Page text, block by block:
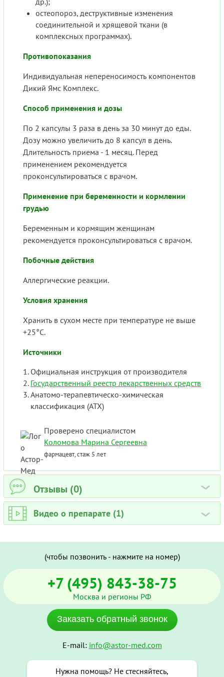
остеопороз, деструктивные изменения
соединительной и хрящевой ткани (в
комплексных программах).
Противопоказания
Индивидуальная непереносимость компонентов
Дикий Ямс Комплекс.
Способ применения и дозы
По 2 капсулы 3 раза в день за 30 минут до еды.
Дозу можно увеличить до 8 капсул в день.
Длительность приема - 1 месяц. Перед
применением рекомендуется
проконсультироваться с врачом.
Применение при беременности и кормлении
грудью
Беременным и кормящим женщинам
рекомендуется проконсультироваться с врачом.
Побочные действия
Аллергические реакции.
Условия хранения
Хранить в сухом месте при температуре не выше
+25°C.
Источники
Официальная инструкция от производителя
Государственный реестр лекарственных средств
Анатомо-терапевтическо-химическая
классификация (ATX)
Проверено специалистом
Коломова Марина Сергеевна
фармацевт, стаж 5 лет
Отзывы (0) ›
Видео о препарате (1) ›
(чтобы позвонить - нажмите на номер)
+7 (495) 843-38-75
Москва и регионы РФ
Заказать обратный звонок
E-mail: info@astor-med.com
Нужна помощь? Не стесняйтесь,